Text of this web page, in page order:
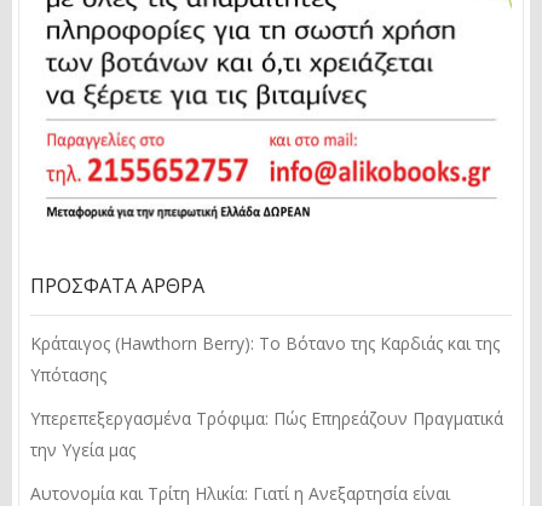
ΠΡΌΣΦΑΤΑ ΆΡΘΡΑ
Κράταιγος (Hawthorn Berry): Το Βότανο της Καρδιάς και της
Υπότασης
Υπερεπεξεργασμένα Τρόφιμα: Πώς Επηρεάζουν Πραγματικά
την Υγεία μας
Αυτονομία και Τρίτη Ηλικία: Γιατί η Ανεξαρτησία είναι